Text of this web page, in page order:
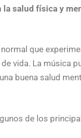
salud física y
que
vida. La música
buena salud
de los